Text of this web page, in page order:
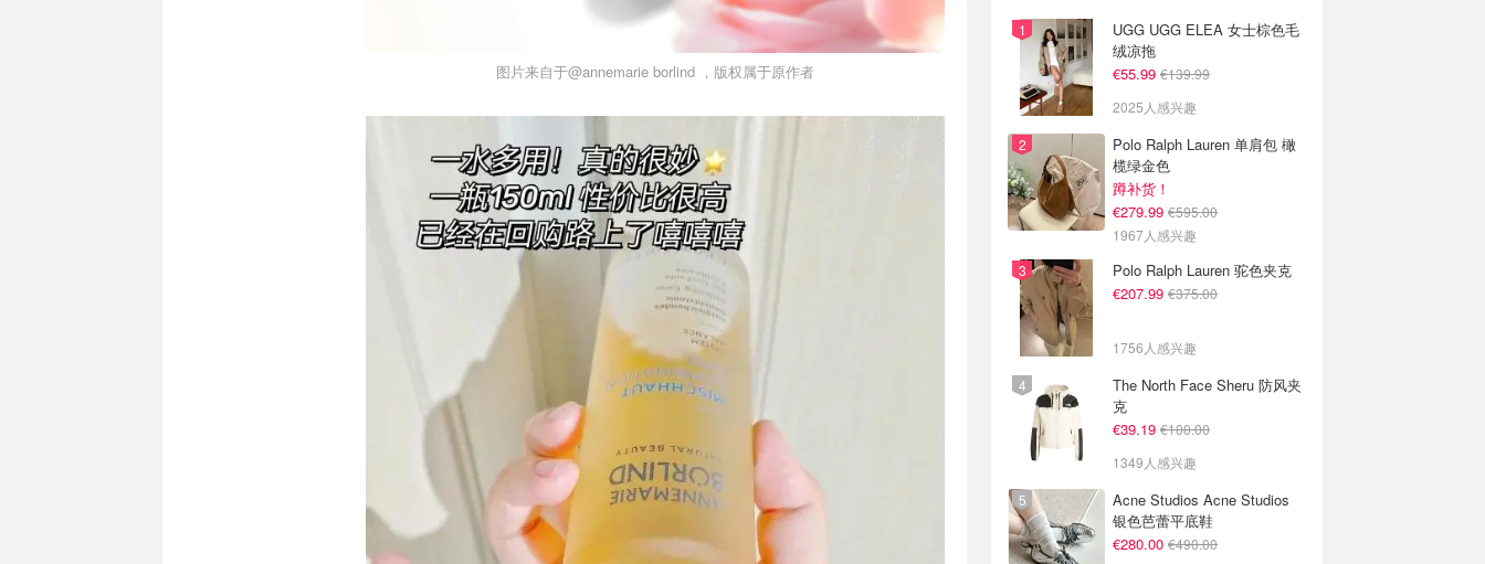
图片来自于@annemarie borlind ，版权属于原作者
UGG UGG ELEA 女士棕色毛
绒凉拖
€55.99 €139.99
2025人感兴趣
Polo Ralph Lauren 单肩包 橄
榄绿金色
蹲补货！
€279.99 €595.00
1967人感兴趣
Polo Ralph Lauren 驼色夹克
€207.99 €375.00
1756人感兴趣
The North Face Sheru 防风夹
克
€39.19 €100.00
1349人感兴趣
Acne Studios Acne Studios
银色芭蕾平底鞋
€280.00 €490.00